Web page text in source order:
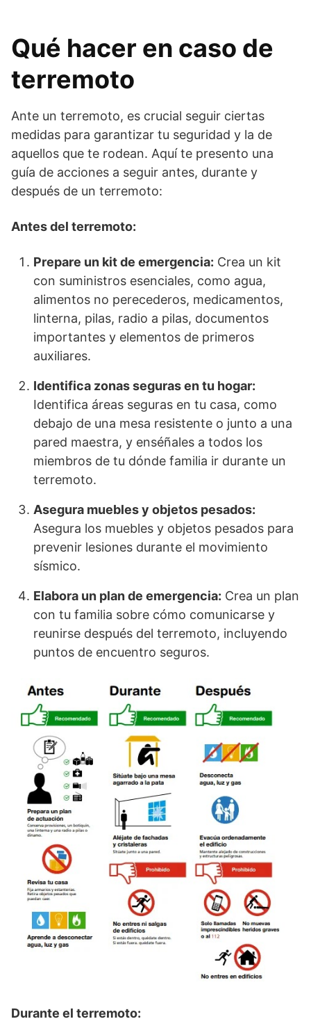
Qué hacer en caso de
terremoto
Ante un terremoto, es crucial seguir ciertas
medidas para garantizar tu seguridad y la de
aquellos que te rodean. Aquí te presento una
guía de acciones a seguir antes, durante y
después de un terremoto:
Antes del terremoto:
Prepare un kit de emergencia: Crea un kit
con suministros esenciales, como agua,
alimentos no perecederos, medicamentos,
linterna, pilas, radio a pilas, documentos
importantes y elementos de primeros
auxiliares.
Identifica zonas seguras en tu hogar:
Identifica áreas seguras en tu casa, como
debajo de una mesa resistente o junto a una
pared maestra, y enséñales a todos los
miembros de tu dónde familia ir durante un
terremoto.
Asegura muebles y objetos pesados:
Asegura los muebles y objetos pesados ​​para
prevenir lesiones durante el movimiento
sísmico.
Elabora un plan de emergencia: Crea un plan
con tu familia sobre cómo comunicarse y
reunirse después del terremoto, incluyendo
puntos de encuentro seguros.
Durante el terremoto: